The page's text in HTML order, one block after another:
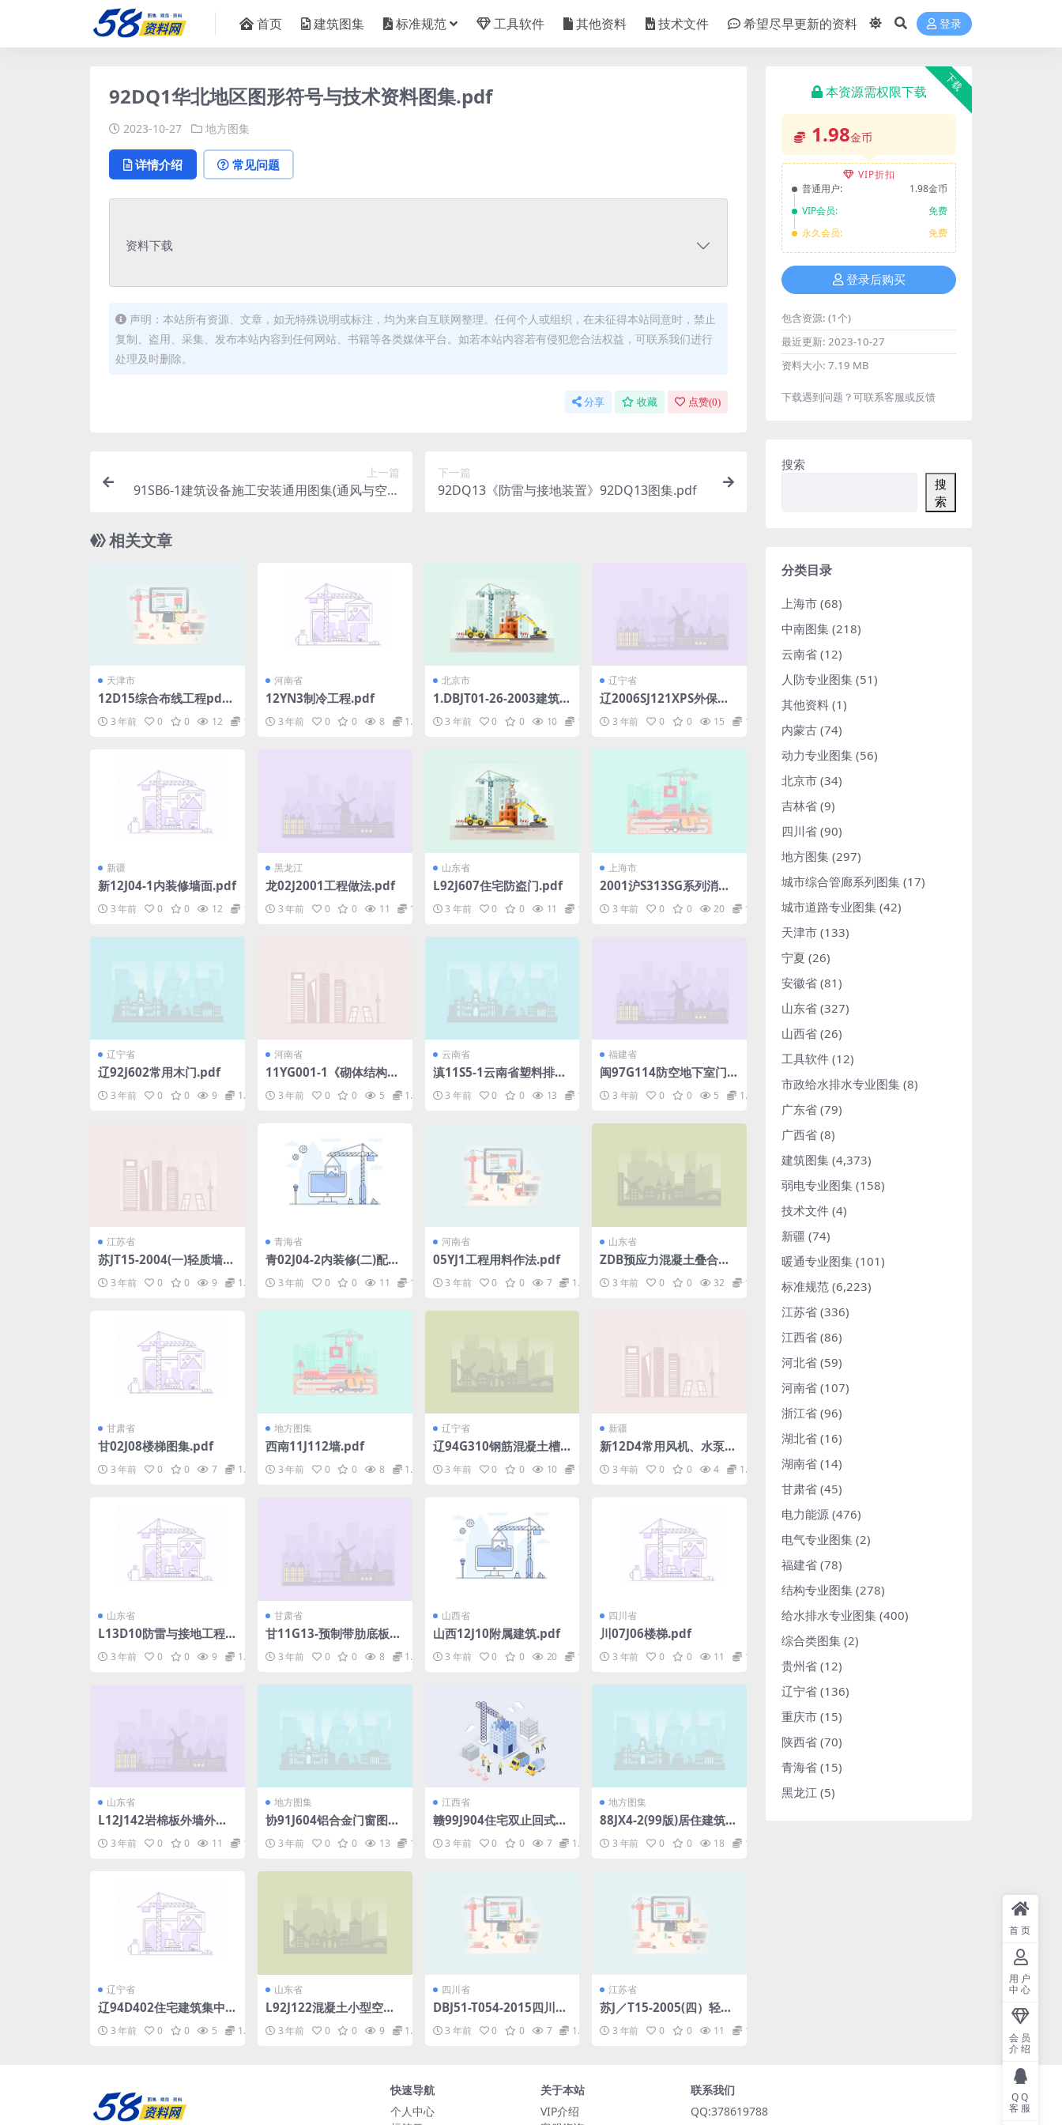
首页 建筑图集 标准规范 工具软件 其他资料 技术文件 希望尽早更新的资料 登录
92DQ1华北地区图形符号与技术资料图集.pdf
2023-10-27 地方图集
详情介绍 常见问题
资料下载
声明：本站所有资源、文章，如无特殊说明或标注，均为来自互联网整理。任何个人或组织，在未征得本站同意时，禁止
复制、盗用、采集、发布本站内容到任何网站、书籍等各类媒体平台。如若本站内容若有侵犯您合法权益，可联系我们进行
处理及时删除。
分享 收藏 点赞(0)
上一篇
91SB6-1建筑设备施工安装通用图集(通风与空调
下一篇
92DQ13《防雷与接地装置》92DQ13图集.pdf
相关文章
天津市
12D15综合布线工程pdf.
3 年前 0 0 12 1.98
河南省
12YN3制冷工程.pdf
3 年前 0 0 8 1.98
北京市
1.DBJT01-26-2003建筑安
装分项工程施工工艺规程
（第一分册）.pdf
3 年前 0 0 10 1.98
辽宁省
辽2006SJ121XPS外保温
墙体构造(2).pdf
3 年前 0 0 15 1.98
新疆
新12J04-1内装修墙面.pdf
3 年前 0 0 12 1.98
黑龙江
龙02J2001工程做法.pdf
3 年前 0 0 11 1.98
山东省
L92J607住宅防盗门.pdf
3 年前 0 0 11 1.98
上海市
2001沪S313SG系列消火
3 年前 0 0 20 1.98
辽宁省
辽92J602常用木门.pdf
3 年前 0 0 9 1.98
河南省
11YG001-1《砌体结构构
造详图》-多孔砖.pdf
3 年前 0 0 5 1.98
云南省
滇11S5-1云南省塑料排水
检查井图集.pdf
3 年前 0 0 13 1.98
福建省
闽97G114防空地下室门
框墙结构图(五级人防).pdf
3 年前 0 0 5 1.98
江苏省
苏JT15-2004(一)轻质墙板
轻质墙板.pdf
3 年前 0 0 9 1.98
青海省
青02J04-2内装修(二)配件.
3 年前 0 0 11 1.98
河南省
05YJ1工程用料作法.pdf
3 年前 0 0 7 1.98
山东省
ZDB预应力混凝土叠合板
3 年前 0 0 32 1.98
甘肃省
甘02J08楼梯图集.pdf
3 年前 0 0 7 1.98
地方图集
西南11J112墙.pdf
3 年前 0 0 8 1.98
辽宁省
辽94G310钢筋混凝土槽
3 年前 0 0 10 1.98
新疆
新12D4常用风机、水泵控
制及照明装置.pdf
3 年前 0 0 4 1.98
山东省
L13D10防雷与接地工程.p
3 年前 0 0 9 1.98
甘肃省
甘11G13-预制带肋底板混
3 年前 0 0 8 1.98
山西省
山西12J10附属建筑.pdf
3 年前 0 0 20 1.98
四川省
川07J06楼梯.pdf
3 年前 0 0 11 1.98
山东省
L12J142岩棉板外墙外保
温系统构造详图图集(有水
印.pdf
3 年前 0 0 11 1.98
地方图集
协91J604铝合金门窗图集.
3 年前 0 0 13 1.98
江西省
赣99J904住宅双止回式垂
直排烟气道图集(清晰度
差).pdf
3 年前 0 0 7 1.98
地方图集
88JX4-2(99版)居住建筑.p
3 年前 0 0 18 1.98
辽宁省
辽94D402住宅建筑集中
pdf3 年前 0 0 5 1.98
山东省
L92J122混凝土小型空心
3 年前 0 0 9 1.98
四川省
DBJ51-T054-2015四川省
工与质量验收规程.rar
3 年前 0 0 7 1.98
江苏省
苏J／T15-2005(四）轻质
混凝土空心隔墙条板.pdf
3 年前 0 0 11 1.98
下载
本资源需权限下载
1.98金币
VIP折扣
普通用户:
1.98金币
VIP会员:
免费
永久会员:
免费
登录后购买
包含资源: (1个)
最近更新: 2023-10-27
资料大小: 7.19 MB
下载遇到问题？可联系客服或反馈
搜索
搜
索
分类目录
上海市 (68)
中南图集 (218)
云南省 (12)
人防专业图集 (51)
其他资料 (1)
内蒙古 (74)
动力专业图集 (56)
北京市 (34)
吉林省 (9)
四川省 (90)
地方图集 (297)
城市综合管廊系列图集 (17)
城市道路专业图集 (42)
天津市 (133)
宁夏 (26)
安徽省 (81)
山东省 (327)
山西省 (26)
工具软件 (12)
市政给水排水专业图集 (8)
广东省 (79)
广西省 (8)
建筑图集 (4,373)
弱电专业图集 (158)
技术文件 (4)
新疆 (74)
暖通专业图集 (101)
标准规范 (6,223)
江苏省 (336)
江西省 (86)
河北省 (59)
河南省 (107)
浙江省 (96)
湖北省 (16)
湖南省 (14)
甘肃省 (45)
电力能源 (476)
电气专业图集 (2)
福建省 (78)
结构专业图集 (278)
给水排水专业图集 (400)
综合类图集 (2)
贵州省 (12)
辽宁省 (136)
重庆市 (15)
陕西省 (70)
青海省 (15)
黑龙江 (5)
快速导航
个人中心
关于本站
VIP介绍
联系我们
QQ:378619788
首页
用户
中心
会员
介绍
QQ
客服